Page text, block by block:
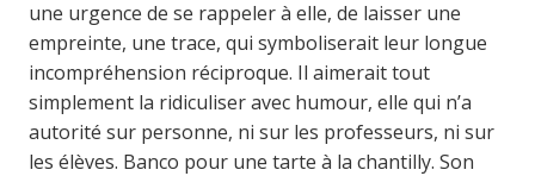
une urgence de se rappeler à elle, de laisser une
empreinte, une trace, qui symboliserait leur longue
incompréhension réciproque. Il aimerait tout
simplement la ridiculiser avec humour, elle qui n’a
autorité sur personne, ni sur les professeurs, ni sur
les élèves. Banco pour une tarte à la chantilly. Son